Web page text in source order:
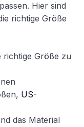
Hier sind
richtige Größe
richtige Größe zu
US-
das Material